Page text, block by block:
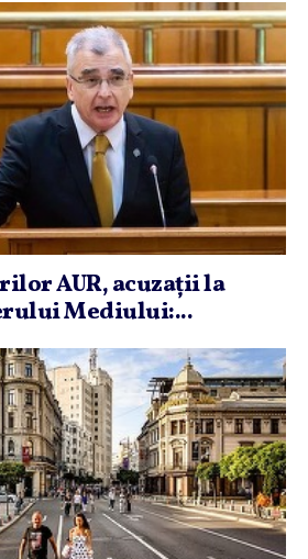
AUR, acuzaţii la
Mediului:...